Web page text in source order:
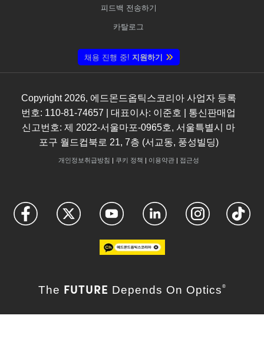
피드백 전송하기
카탈로그
채용 진행 중! 지원하기
Copyright 2026, 에드몬드옵틱스코리아 사업자 등록
번호: 110-81-74657 | 대표이사: 이준호 | 통신판매업
신고번호: 제 2022-서울마포-0965호, 서울특별시 마
포구 월드컵북로 21, 7층 (서교동, 풍성빌딩)
개인정보취급방침 | 쿠키 정책 | 이용약관| 접근성
The FUTURE Depends On Optics ®